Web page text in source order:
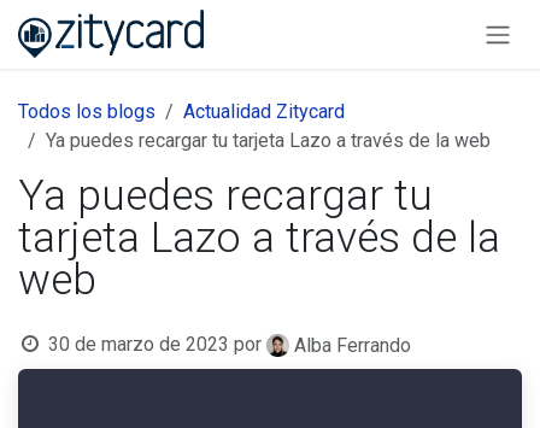
Ir al contenido
Todos los blogs
Actualidad Zitycard
Ya puedes recargar tu tarjeta Lazo a través de la web
Ya puedes recargar tu
tarjeta Lazo a través de la
web
30 de marzo de 2023 por Alba Ferrando